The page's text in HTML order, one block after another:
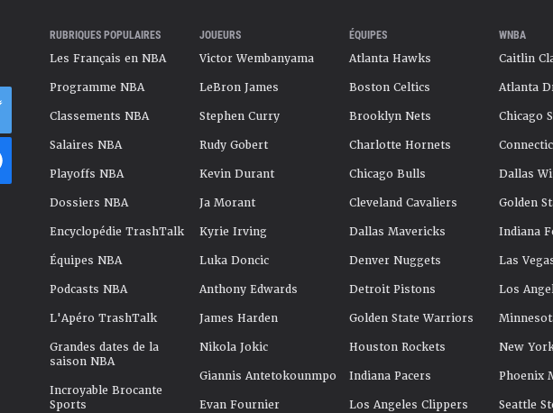
RUBRIQUES POPULAIRES
Les Français en NBA
Programme NBA
Classements NBA
Salaires NBA
Playoffs NBA
Dossiers NBA
Encyclopédie TrashTalk
Équipes NBA
Podcasts NBA
L'Apéro TrashTalk
Grandes dates de la
saison NBA
Incroyable Brocante
Sports
JOUEURS
Victor Wembanyama
LeBron James
Stephen Curry
Rudy Gobert
Kevin Durant
Ja Morant
Kyrie Irving
Luka Doncic
Anthony Edwards
James Harden
Nikola Jokic
Giannis Antetokounmpo
Evan Fournier
ÉQUIPES
Atlanta Hawks
Boston Celtics
Brooklyn Nets
Charlotte Hornets
Chicago Bulls
Cleveland Cavaliers
Dallas Mavericks
Denver Nuggets
Detroit Pistons
Golden State Warriors
Houston Rockets
Indiana Pacers
Los Angeles Clippers
WNBA
Caitlin
Atlanta
Chicago
Dallas
Golden
Indiana
Las
Los
New
Phoenix
Seattle